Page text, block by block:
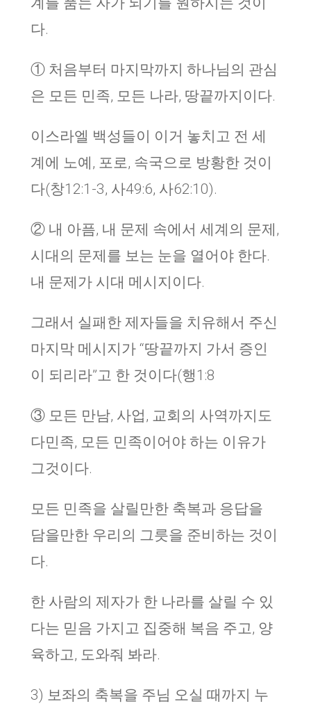
다.
① 처음부터 마지막까지 하나님의 관심
은 모든 민족, 모든 나라, 땅끝까지이다.
이스라엘 백성들이 이거 놓치고 전 세
계에 노예, 포로, 속국으로 방황한 것이
다(창12:1-3, 사49:6, 사62:10).
② 내 아픔, 내 문제 속에서 세계의 문제,
시대의 문제를 보는 눈을 열어야 한다.
내 문제가 시대 메시지이다.
그래서 실패한 제자들을 치유해서 주신
마지막 메시지가 “땅끝까지 가서 증인
이 되리라”고 한 것이다(행1:8
③ 모든 만남, 사업, 교회의 사역까지도
다민족, 모든 민족이어야 하는 이유가
그것이다.
모든 민족을 살릴만한 축복과 응답을
담을만한 우리의 그릇을 준비하는 것이
다.
한 사람의 제자가 한 나라를 살릴 수 있
다는 믿음 가지고 집중해 복음 주고, 양
육하고, 도와줘 봐라.
3) 보좌의 축복을 주님 오실 때까지 누